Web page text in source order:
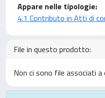
Appare nelle tipologie:
4.1 Contributo in Atti di
File in questo prodotto:
Non ci sono file associati